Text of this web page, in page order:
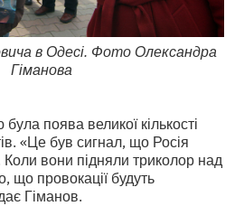
в Одесі. Фото Олександра
Гіманова
поява великої кількості
«Це був сигнал, що Росія
Коли вони підняли триколор над
що провокації будуть
Гіманов.